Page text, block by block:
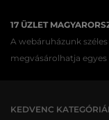
17 ÜZLET
A webáruházunk
megvásárolhatja
KEDVENC